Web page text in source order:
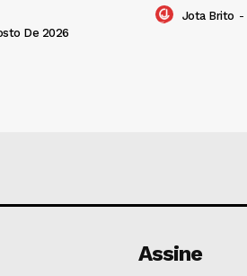
De 2026
Jota Brito -
Assine